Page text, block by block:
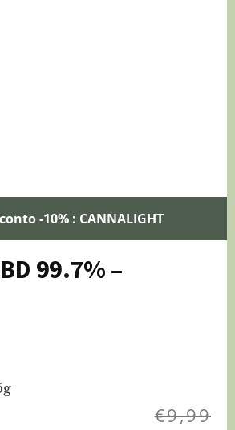
-10% : CANNALIGHT
99.7% –
€9,99